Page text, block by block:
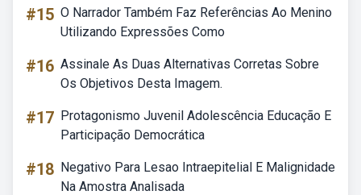
#15 O Narrador Também Faz Referências Ao Menino
Utilizando Expressões Como
#16 Assinale As Duas Alternativas Corretas Sobre
Os Objetivos Desta Imagem.
#17 Protagonismo Juvenil Adolescência Educação E
Participação Democrática
#18 Negativo Para Lesao Intraepitelial E Malignidade
Na Amostra Analisada